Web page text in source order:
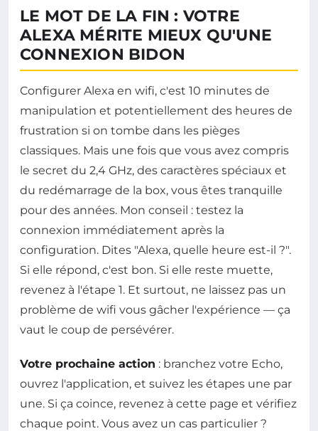
LE MOT DE LA FIN : VOTRE
ALEXA MÉRITE MIEUX QU'UNE
CONNEXION BIDON
Configurer Alexa en wifi, c'est 10 minutes de
manipulation et potentiellement des heures de
frustration si on tombe dans les pièges
classiques. Mais une fois que vous avez compris
le secret du 2,4 GHz, des caractères spéciaux et
du redémarrage de la box, vous êtes tranquille
pour des années. Mon conseil : testez la
connexion immédiatement après la
configuration. Dites "Alexa, quelle heure est-il ?".
Si elle répond, c'est bon. Si elle reste muette,
revenez à l'étape 1. Et surtout, ne laissez pas un
problème de wifi vous gâcher l'expérience — ça
vaut le coup de persévérer.
Votre prochaine action : branchez votre Echo,
ouvrez l'application, et suivez les étapes une par
une. Si ça coince, revenez à cette page et vérifiez
chaque point. Vous avez un cas particulier ?